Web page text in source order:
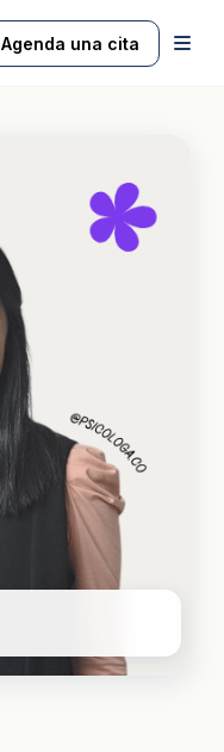
Agenda una cita